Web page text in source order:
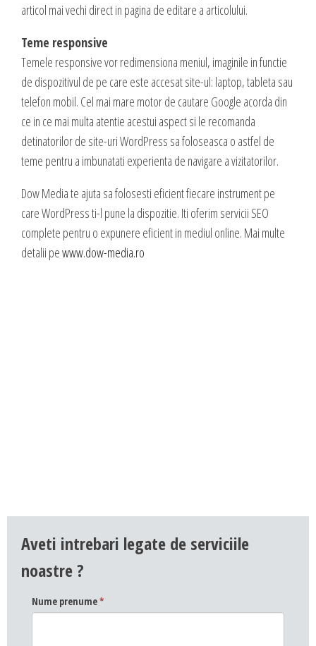
articol mai vechi direct in pagina de editare a articolului.
Teme responsive
Temele responsive vor redimensiona meniul, imaginile in functie
de dispozitivul de pe care este accesat site-ul: laptop, tableta sau
telefon mobil. Cel mai mare motor de cautare Google acorda din
ce in ce mai multa atentie acestui aspect si le recomanda
detinatorilor de site-uri WordPress sa foloseasca o astfel de
teme pentru a imbunatati experienta de navigare a vizitatorilor.
Dow Media te ajuta sa folosesti eficient fiecare instrument pe
care WordPress ti-l pune la dispozitie. Iti oferim servicii SEO
complete pentru o expunere eficient in mediul online. Mai multe
detalii pewww.dow-media.ro
Aveti intrebari legate de serviciile
noastre ?
Nume prenume*